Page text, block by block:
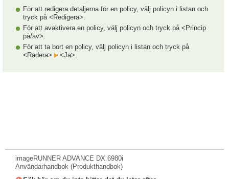
För att redigera detaljerna för en policy, välj policyn i listan och
tryck på <Redigera>.
För att avaktivera en policy, välj policyn och tryck på <Princip
på/av>.
För att ta bort en policy, välj policyn i listan och tryck på
<Radera>
<Ja>.
imageRUNNER ADVANCE DX 6980i
Användarhandbok (Produkthandbok)